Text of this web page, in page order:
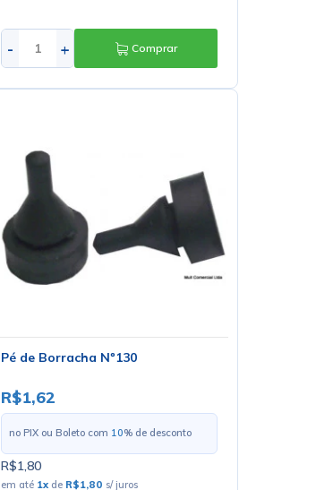
- + Comprar
Pé de Borracha Nº130
R$1,62
no PIX ou Boleto com 10% de desconto
R$1,80
em até 1x de R$1,80 s/ juros